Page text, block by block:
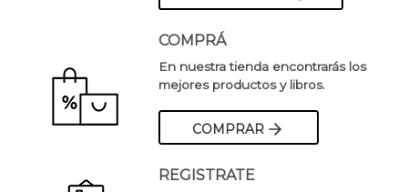
COMPRÁ
En nuestra tienda encontrarás los
mejores productos y libros.
COMPRAR
REGISTRATE